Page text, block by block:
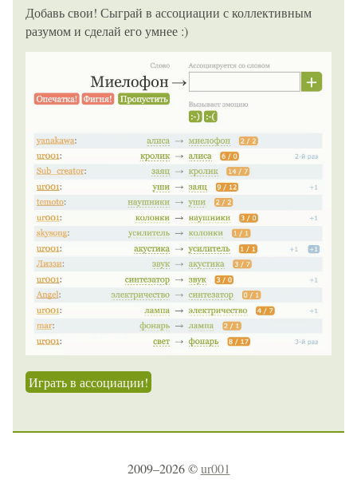
Добавь свои! Сыграй в ассоциации с коллективным
разумом и сделай его умнее :)
Играть в ассоциации!
2009–2026 ©ur001